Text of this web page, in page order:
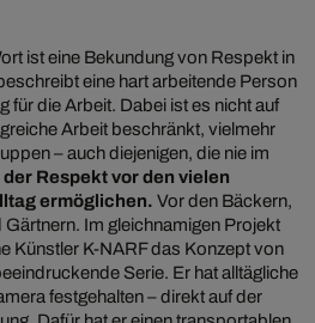
ist eine Bekundung von Respekt in
eine hart arbeitende Person
für die Arbeit. Dabei ist es nicht auf
Arbeit beschränkt, vielmehr
– auch diejenigen, die nie im
der Respekt vor den vielen
ermöglichen. Vor den Bäckern,
Im gleichnamigen Projekt
Künstler K-NARF das Konzept von
Serie. Er hat alltägliche
festgehalten – direkt auf der